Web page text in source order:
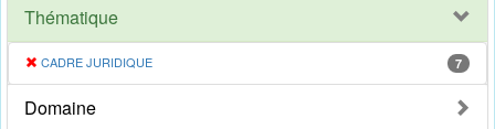
Thématique
CADRE JURIDIQUE 7
Domaine